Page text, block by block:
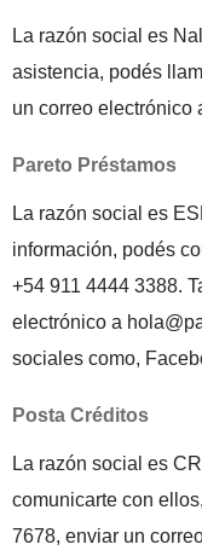
La razón social es
asistencia, podés
un correo electrónico
Pareto Préstamos
La razón social es
información, podés
+54 911 4444 3388.
electrónico a
sociales como,
Posta Créditos
La razón social es
comunicarte con
7678, enviar un